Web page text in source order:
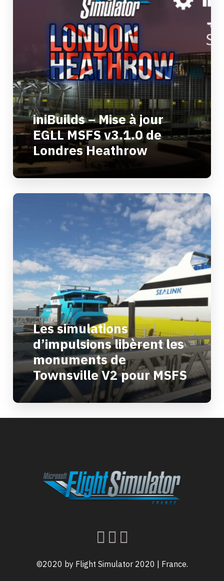
iniBuilds – Mise à jour
EGLL MSFS v3.1.0 de
Londres Heathrow
Les simulations
d’impulsions libèrent les
monuments de
Townsville V2 pour MSFS
©2020 by Flight Simulator 2020 | France.